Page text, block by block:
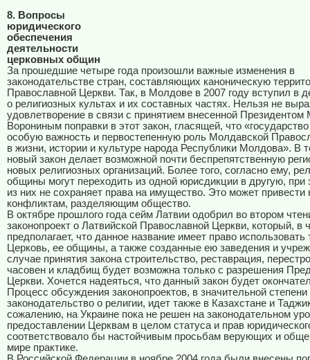
8. Вопросы
юридического
обеспечения
деятельности
церковных общин
За прошедшие четыре года произошли важные изменения в
законодательстве стран, составляющих каноническую
Православной Церкви. Так, в Молдове в 2007 году вступил в
о религиозных культах и их составных частях. Нельзя не
удовлетворение в связи с принятием внесенной
Ворониным поправки в этот закон, гласящей, что
особую важность и первостепенную роль Молдавской
в жизни, истории и культуре народа Республики Молдова». В
новый закон делает возможной почти беспрепятственную
новых религиозных организаций. Более того, согласно ему,
общины могут переходить из одной юрисдикции в другую, при
из них не сохраняет права на имущество. Это может привести
конфликтам, разделяющим общество.
В октябре прошлого года сейм Латвии одобрил во втором
законопроект о Латвийской Православной Церкви, который, в
предполагает, что данное название имеет право использовать
Церковь, ее общины, а также созданные ею заведения и
случае принятия закона строительство, реставрация,
часовен и кладбищ будет возможна только с разрешения
Церкви. Хочется надеяться, что данный закон будет
Процесс обсуждения законопроектов, в значительной
законодательство о религии, идет также в Казахстане и
сожалению, на Украине пока не решен на законодательном
предоставлении Церквам в целом статуса и прав
соответствовало бы настойчивым просьбам верующих и
мире практике.